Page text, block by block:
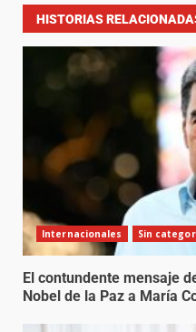
HISTORIAS
Internacionales Sin
El contundente mensaje
Nobel de la Paz a María